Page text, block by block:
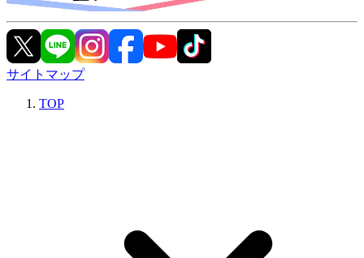
サイトマップ
TOP